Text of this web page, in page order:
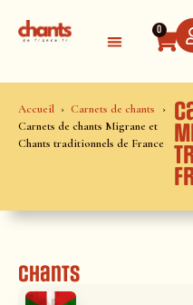
0
Accueil
Carnets de chants
Carnets de chants Migrane et
Chants traditionnels de France
Chants